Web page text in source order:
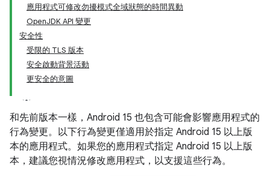
應用程式可修改勿擾模式全域狀態的時間異動
OpenJDK API 變更
安全性
受限的 TLS 版本
安全啟動背景活動
更安全的意圖
和先前版本一樣，Android 15 也包含可能會影響應用程式的
行為變更。以下行為變更僅適用於指定 Android 15 以上版
本的應用程式。如果您的應用程式指定 Android 15 以上版
本，建議您視情況修改應用程式，以支援這些行為。